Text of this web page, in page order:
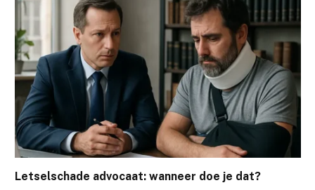
Letselschade advocaat: wanneer doe je dat?